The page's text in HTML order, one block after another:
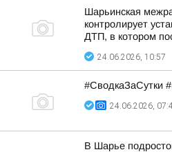
Шарьинская
контролирует
ДТП, в котором
24.06.2026, 10:57
#СводкаЗаСутки
24.06.2026,
В Шарье